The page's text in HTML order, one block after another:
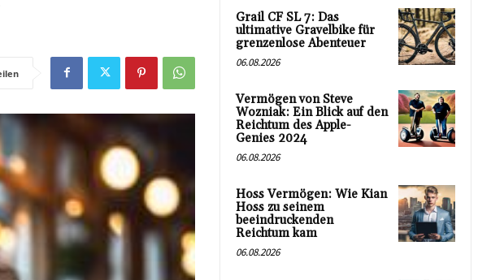
Grail CF SL 7: Das
ultimative Gravelbike für
grenzenlose Abenteuer
06.08.2026
Vermögen von Steve
Wozniak: Ein Blick auf den
Reichtum des Apple-
Genies 2024
06.08.2026
Hoss Vermögen: Wie Kian
Hoss zu seinem
beeindruckenden
Reichtum kam
06.08.2026